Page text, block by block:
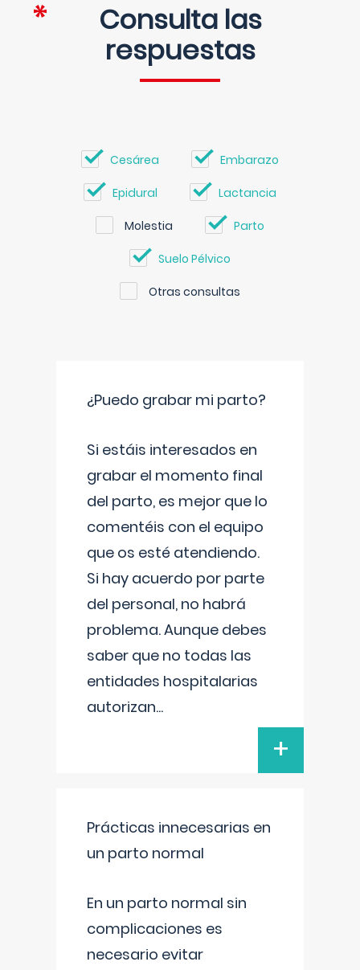
Consulta las
respuestas
Cesárea Embarazo
Epidural Lactancia
Molestia Parto
Suelo Pélvico
Otras consultas
¿Puedo grabar mi parto?
Si estáis interesados en
grabar el momento final
del parto, es mejor que lo
comentéis con el equipo
que os esté atendiendo.
Si hay acuerdo por parte
del personal, no habrá
problema. Aunque debes
saber que no todas las
entidades hospitalarias
autorizan...
+
Prácticas innecesarias en
un parto normal
En un parto normal sin
complicaciones es
necesario evitar